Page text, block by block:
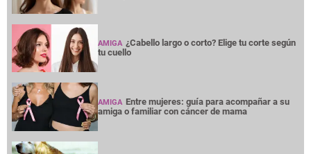
AMIGA ¿Cabello largo o corto? Elige tu corte según
tu cuello
AMIGA Entre mujeres: guía para acompañar a su
amiga o familiar con cáncer de mama